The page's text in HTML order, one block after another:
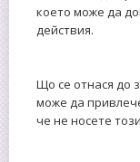
което може да
действия.
Що се отнася до
може да
че не носете